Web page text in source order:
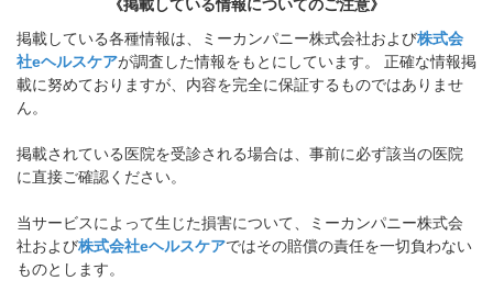
《掲載している情報についてのご注意》
掲載している各種情報は、ミーカンパニー株式会社および株式会
社eヘルスケアが調査した情報をもとにしています。 正確な情報掲
載に努めておりますが、内容を完全に保証するものではありませ
ん。
掲載されている医院を受診される場合は、事前に必ず該当の医院
に直接ご確認ください。
当サービスによって生じた損害について、ミーカンパニー株式会
社および株式会社eヘルスケアではその賠償の責任を一切負わない
ものとします。